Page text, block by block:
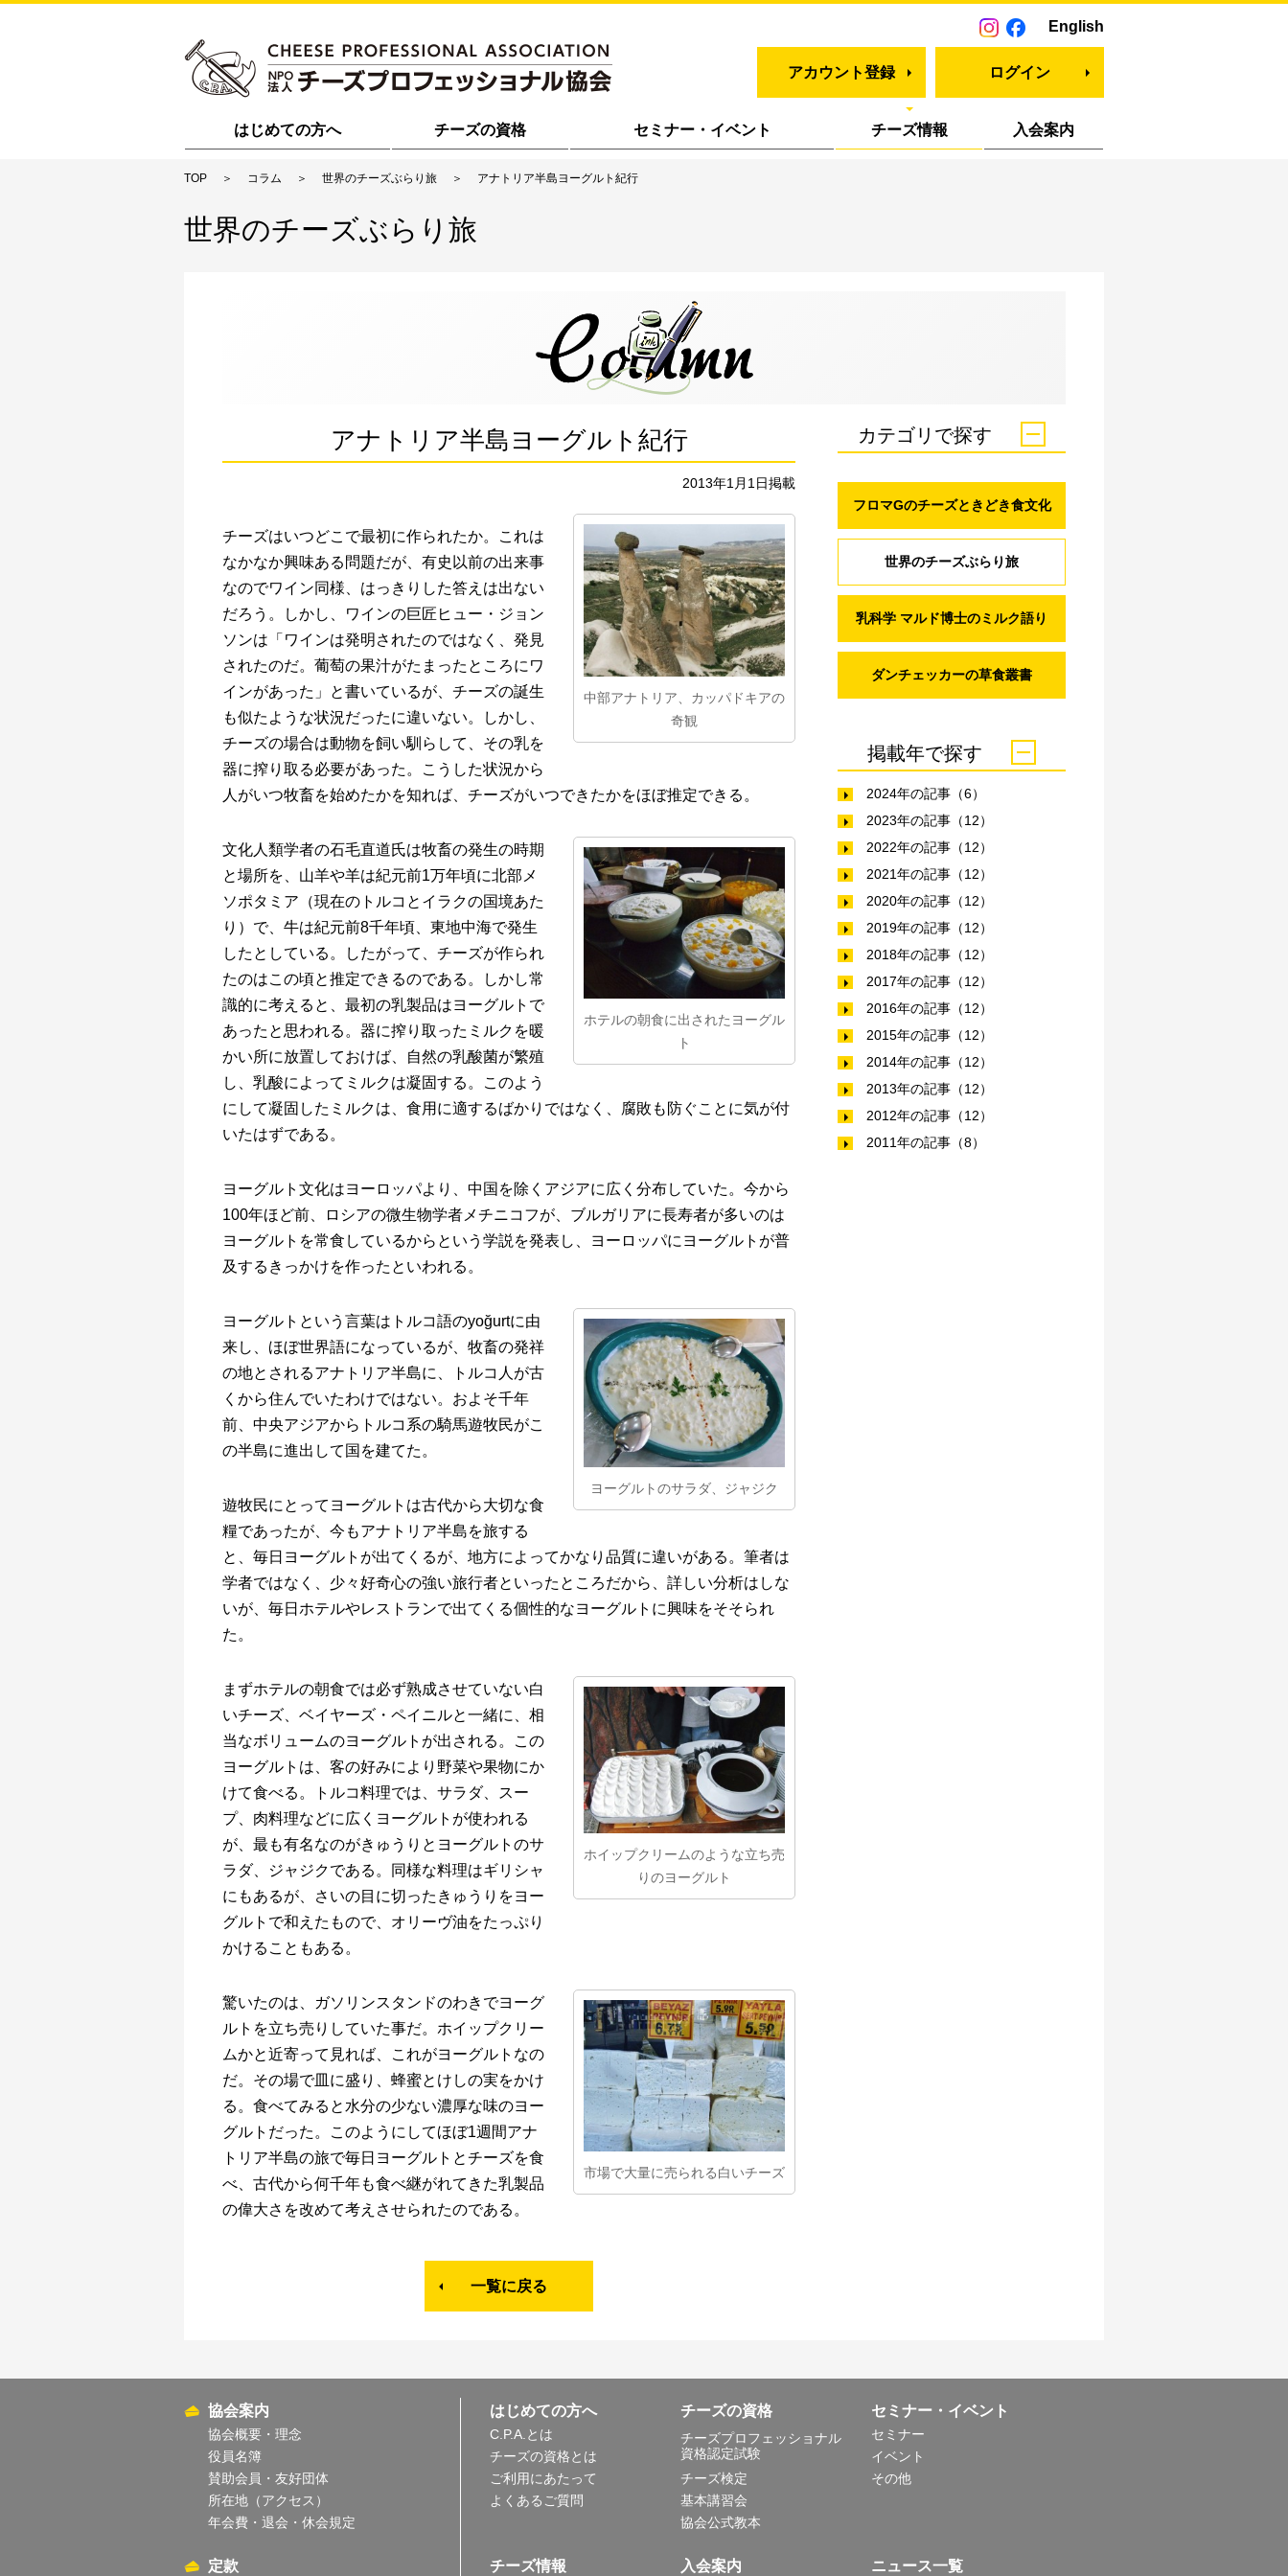
English
アカウント登録 ログイン
はじめての方へ チーズの資格 セミナー・イベント チーズ情報 入会案内
TOP コラム 世界のチーズぶらり旅 アナトリア半島ヨーグルト紀行
世界のチーズぶらり旅
アナトリア半島ヨーグルト紀行
2013年1月1日掲載
中部アナトリア、カッパドキアの
奇観
チーズはいつどこで最初に作られたか。これは
なかなか興味ある問題だが、有史以前の出来事
なのでワイン同様、はっきりした答えは出ない
だろう。しかし、ワインの巨匠ヒュー・ジョン
ソンは「ワインは発明されたのではなく、発見
されたのだ。葡萄の果汁がたまったところにワ
インがあった」と書いているが、チーズの誕生
も似たような状況だったに違いない。しかし、
チーズの場合は動物を飼い馴らして、その乳を
器に搾り取る必要があった。こうした状況から
人がいつ牧畜を始めたかを知れば、チーズがいつできたかをほぼ推定できる。
ホテルの朝食に出されたヨーグル
ト
文化人類学者の石毛直道氏は牧畜の発生の時期
と場所を、山羊や羊は紀元前1万年頃に北部メ
ソポタミア（現在のトルコとイラクの国境あた
り）で、牛は紀元前8千年頃、東地中海で発生
したとしている。したがって、チーズが作られ
たのはこの頃と推定できるのである。しかし常
識的に考えると、最初の乳製品はヨーグルトで
あったと思われる。器に搾り取ったミルクを暖
かい所に放置しておけば、自然の乳酸菌が繁殖
し、乳酸によってミルクは凝固する。このよう
にして凝固したミルクは、食用に適するばかりではなく、腐敗も防ぐことに気が付
いたはずである。
ヨーグルト文化はヨーロッパより、中国を除くアジアに広く分布していた。今から
100年ほど前、ロシアの微生物学者メチニコフが、ブルガリアに長寿者が多いのは
ヨーグルトを常食しているからという学説を発表し、ヨーロッパにヨーグルトが普
及するきっかけを作ったといわれる。
ヨーグルトのサラダ、ジャジク
ヨーグルトという言葉はトルコ語のyoğurtに由
来し、ほぼ世界語になっているが、牧畜の発祥
の地とされるアナトリア半島に、トルコ人が古
くから住んでいたわけではない。およそ千年
前、中央アジアからトルコ系の騎馬遊牧民がこ
の半島に進出して国を建てた。
遊牧民にとってヨーグルトは古代から大切な食
糧であったが、今もアナトリア半島を旅する
と、毎日ヨーグルトが出てくるが、地方によってかなり品質に違いがある。筆者は
学者ではなく、少々好奇心の強い旅行者といったところだから、詳しい分析はしな
いが、毎日ホテルやレストランで出てくる個性的なヨーグルトに興味をそそられ
た。
ホイップクリームのような立ち売
りのヨーグルト
まずホテルの朝食では必ず熟成させていない白
いチーズ、ベイヤーズ・ペイニルと一緒に、相
当なボリュームのヨーグルトが出される。この
ヨーグルトは、客の好みにより野菜や果物にか
けて食べる。トルコ料理では、サラダ、スー
プ、肉料理などに広くヨーグルトが使われる
が、最も有名なのがきゅうりとヨーグルトのサ
ラダ、ジャジクである。同様な料理はギリシャ
にもあるが、さいの目に切ったきゅうりをヨー
グルトで和えたもので、オリーヴ油をたっぷり
かけることもある。
市場で大量に売られる白いチーズ
驚いたのは、ガソリンスタンドのわきでヨーグ
ルトを立ち売りしていた事だ。ホイップクリー
ムかと近寄って見れば、これがヨーグルトなの
だ。その場で皿に盛り、蜂蜜とけしの実をかけ
る。食べてみると水分の少ない濃厚な味のヨー
グルトだった。このようにしてほぼ1週間アナ
トリア半島の旅で毎日ヨーグルトとチーズを食
べ、古代から何千年も食べ継がれてきた乳製品
の偉大さを改めて考えさせられたのである。
一覧に戻る
カテゴリで探す
フロマGのチーズときどき食文化
世界のチーズぶらり旅
乳科学 マルド博士のミルク語り
ダンチェッカーの草食叢書
掲載年で探す
2024年の記事（6）
2023年の記事（12）
2022年の記事（12）
2021年の記事（12）
2020年の記事（12）
2019年の記事（12）
2018年の記事（12）
2017年の記事（12）
2016年の記事（12）
2015年の記事（12）
2014年の記事（12）
2013年の記事（12）
2012年の記事（12）
2011年の記事（8）
協会案内
協会概要・理念
役員名簿
賛助会員・友好団体
所在地（アクセス）
年会費・退会・休会規定
定款
はじめての方へ
C.P.A.とは
チーズの資格とは
ご利用にあたって
よくあるご質問
チーズの資格
チーズプロフェッショナル
資格認定試験
チーズ検定
基本講習会
協会公式教本
セミナー・イベント
セミナー
イベント
その他
チーズ情報 入会案内 ニュース一覧